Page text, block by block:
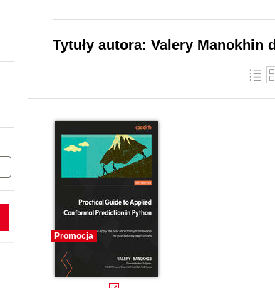
Tytuły autora: Valery Manokhin
Promocja